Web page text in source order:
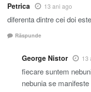
Petrica 13 ani ago
diferenta dintre cei doi
Răspunde
George Nistor 13
fiecare suntem
nebunia se